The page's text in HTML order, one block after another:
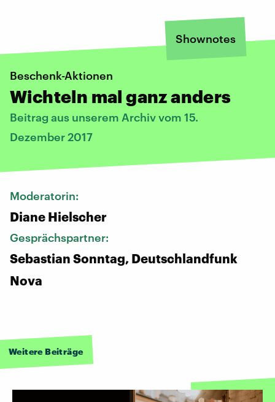
Shownotes
Beschenk-Aktionen
Wichteln mal ganz anders
Beitrag aus unserem Archiv vom 15.
Dezember 2017
Moderatorin:
Diane Hielscher
Gesprächspartner:
Sebastian Sonntag, Deutschlandfunk
Nova
Weitere Beiträge